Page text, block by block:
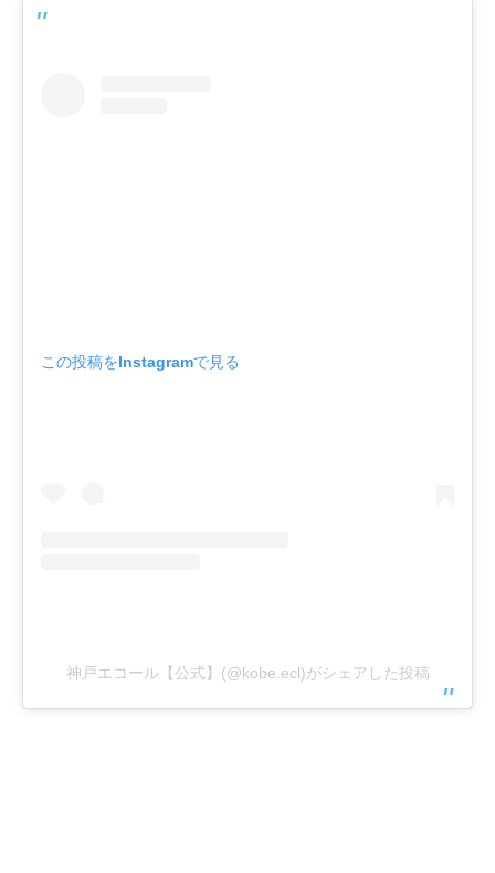
この投稿をInstagramで見る
神戸エコール【公式】(@kobe.ecl)がシェアした投稿